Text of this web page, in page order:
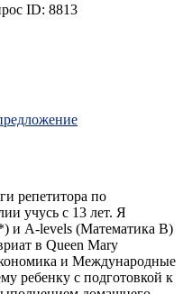
ID: 8813
репетитора по
учусь с 13 лет. Я
и A-levels (Математика В)
в Queen Mary
и Международные
ребенку с подготовкой к